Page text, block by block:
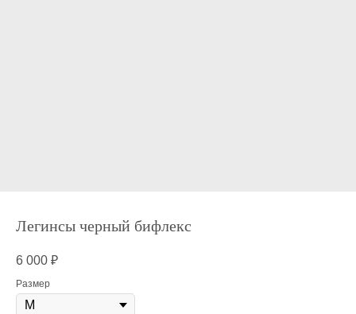
Легинсы черный бифлекс
6 000 ₽
Размер